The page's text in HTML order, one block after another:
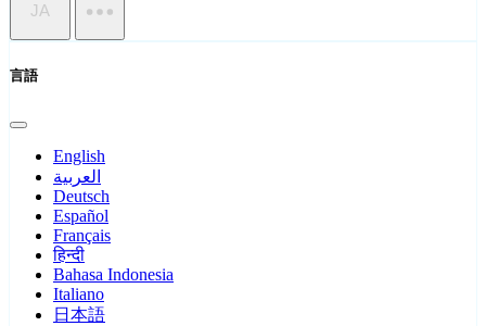
JA
言語
English
العربية
Deutsch
Español
Français
हिन्दी
Bahasa Indonesia
Italiano
日本語